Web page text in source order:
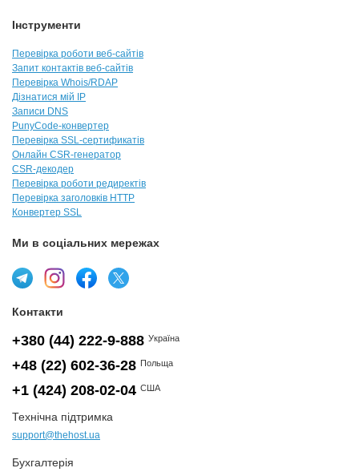
Інструменти
Перевірка роботи веб-сайтів
Запит контактів веб-сайтів
Перевірка Whois/RDAP
Дізнатися мій IP
Записи DNS
PunyCode-конвертер
Перевірка SSL-сертификатів
Онлайн CSR-генератор
CSR-декодер
Перевірка роботи редиректів
Перевірка заголовків HTTP
Конвертер SSL
Ми в соціальних мережах
Контакти
+380 (44) 222-9-888 Україна
+48 (22) 602-36-28 Польща
+1 (424) 208-02-04 США
Технічна підтримка
support@thehost.ua
Бухгалтерія